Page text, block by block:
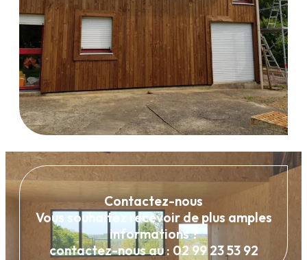
Contactez-nous
Vous souhaitez recevoir de plus amples
informations ?
contactez-nous au : 02 99 23 53 92